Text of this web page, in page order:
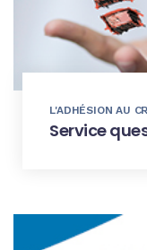
L'ADHÉSION AU
Service